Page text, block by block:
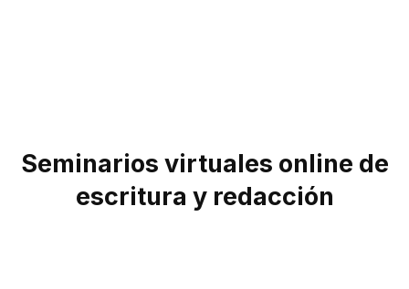
Seminarios virtuales online de
escritura y redacción